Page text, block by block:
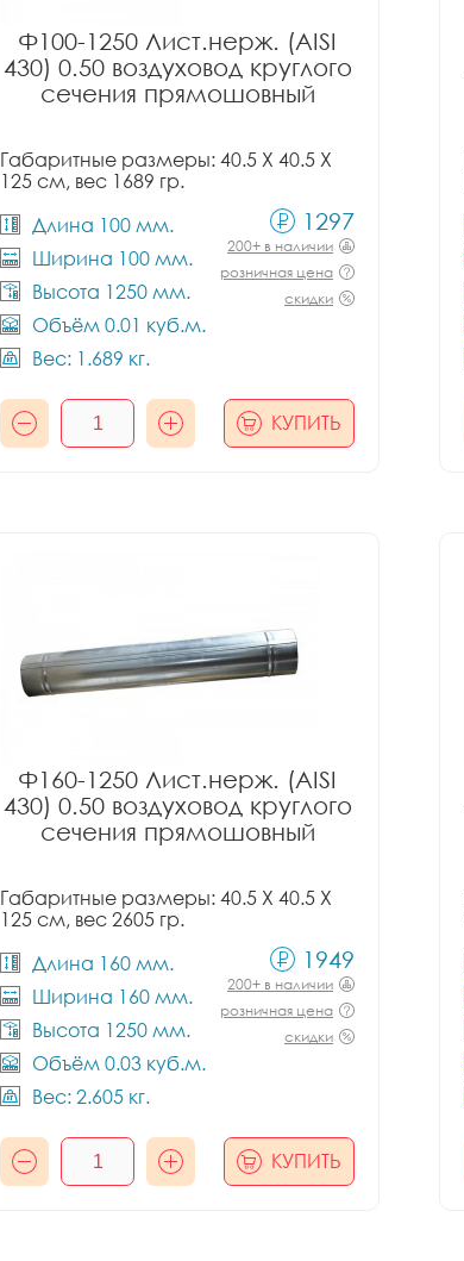
Ф100-1250 Лист.нерж. (AISI
430) 0.50 воздуховод круглого
сечения прямошовный
Габаритные размеры: 40.5 X 40.5 X
125 см, вес 1689 гр.
Длина 100 мм.
Ширина 100 мм.
Высота 1250 мм.
Объём 0.01 куб.м.
Вес: 1.689 кг.
1297
200+ в наличии
розничная цена
скидки
КУПИТЬ
Ф160-1250 Лист.нерж. (AISI
430) 0.50 воздуховод круглого
сечения прямошовный
Габаритные размеры: 40.5 X 40.5 X
125 см, вес 2605 гр.
Длина 160 мм.
Ширина 160 мм.
Высота 1250 мм.
Объём 0.03 куб.м.
Вес: 2.605 кг.
1949
200+ в наличии
розничная цена
скидки
КУПИТЬ